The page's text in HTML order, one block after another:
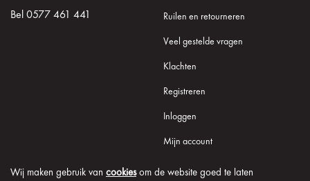
Wij maken gebruik van cookiesom de website goed te laten
Bel 0577 461 441 Ruilen en retourneren
Veel gestelde vragen
Klachten
Registreren
Inloggen
Mijn account